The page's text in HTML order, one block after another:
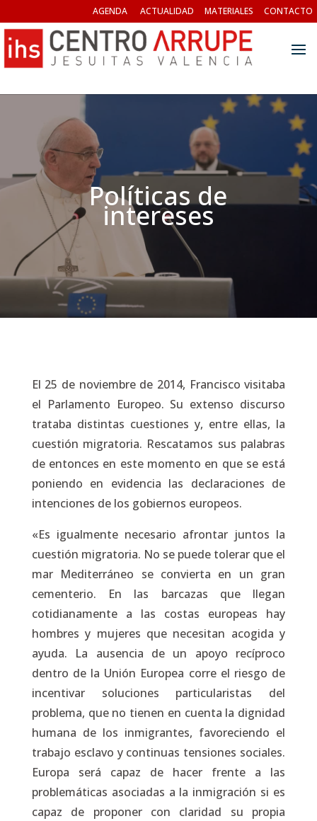
AGENDA ACTUALIDAD MATERIALES CONTACTO
Políticas de
intereses
El 25 de noviembre de 2014, Francisco visitaba
el Parlamento Europeo. Su extenso discurso
trataba distintas cuestiones y, entre ellas, la
cuestión migratoria. Rescatamos sus palabras
de entonces en este momento en que se está
poniendo en evidencia las declaraciones de
intenciones de los gobiernos europeos.
«Es igualmente necesario afrontar juntos la
cuestión migratoria. No se puede tolerar que el
mar Mediterráneo se convierta en un gran
cementerio. En las barcazas que llegan
cotidianamente a las costas europeas hay
hombres y mujeres que necesitan acogida y
ayuda. La ausencia de un apoyo recíproco
dentro de la Unión Europea corre el riesgo de
incentivar soluciones particularistas del
problema, que no tienen en cuenta la dignidad
humana de los inmigrantes, favoreciendo el
trabajo esclavo y continuas tensiones sociales.
Europa será capaz de hacer frente a las
problemáticas asociadas a la inmigración si es
capaz de proponer con claridad su propia